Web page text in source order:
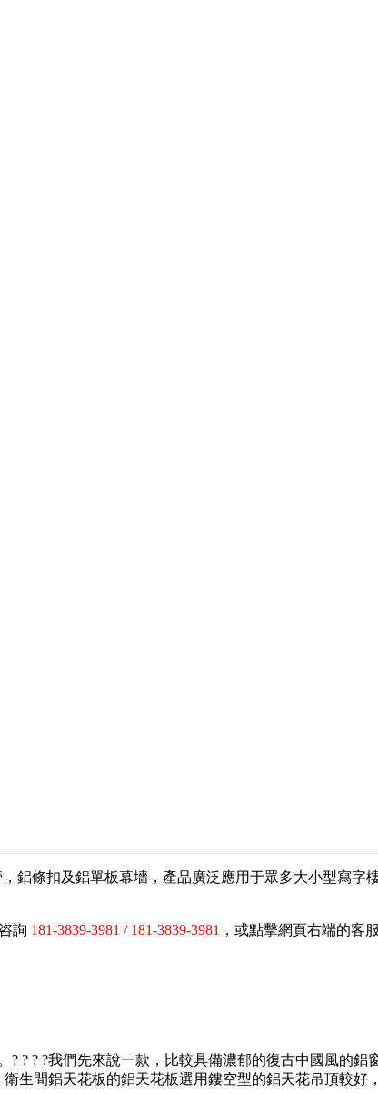
鋁條扣及鋁單板幕墻，產品廣泛應用于眾多大小型寫字
詢 181-3839-3981 / 181-3839-3981 ，或點擊網頁右端的客
? ? ?我們先來說一款，比較具備濃郁的復古中國風的鋁
生間鋁天花板的鋁天花板選用鏤空型的鋁天花吊頂較好